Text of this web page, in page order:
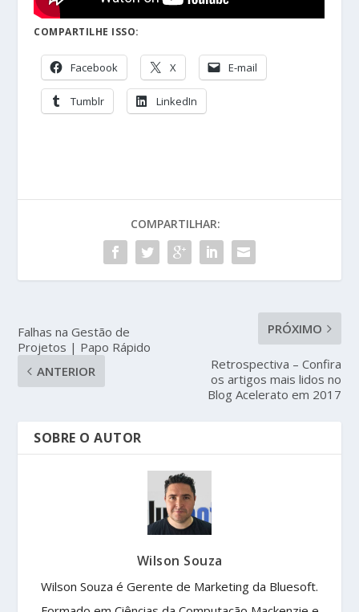
COMPARTILHE ISSO:
Facebook X E-mail
Tumblr LinkedIn
COMPARTILHAR:
Falhas na Gestão de
Projetos | Papo Rápido
ANTERIOR
PRÓXIMO
Retrospectiva – Confira
os artigos mais lidos no
Blog Acelerato em 2017
SOBRE O AUTOR
Wilson Souza
Wilson Souza é Gerente de Marketing da Bluesoft.